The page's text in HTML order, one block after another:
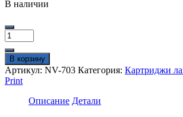
В наличии
Количество
товара
Картридж
NVP
совместимый
NV-
В корзину
Артикул: NV-703 Категория: Картриджи
Print
Описание Детали